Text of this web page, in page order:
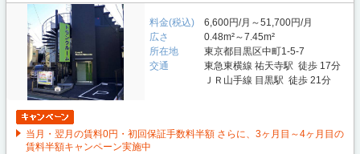
料金(税込)
6,600円/月～51,700円/月
広さ
0.48m²～7.45m²
所在地
東京都目黒区中町1-5-7
交通
東急東横線 祐天寺駅 徒歩 17分
ＪＲ山手線 目黒駅 徒歩 21分
当月・翌月の賃料0円・初回保証手数料半額 さらに、3ヶ月目～4ヶ月目の
賃料半額キャンペーン実施中